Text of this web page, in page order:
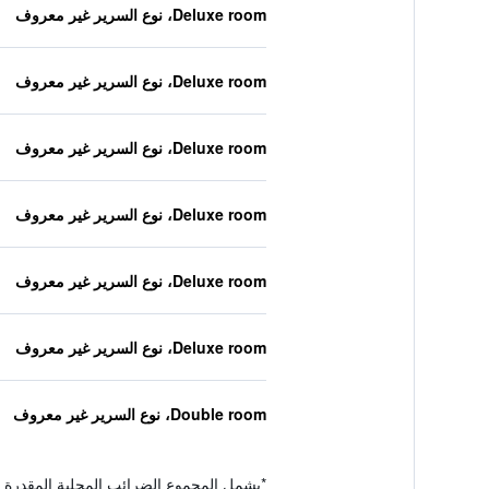
Deluxe room، نوع السرير غير معروف
Deluxe room، نوع السرير غير معروف
Deluxe room، نوع السرير غير معروف
Deluxe room، نوع السرير غير معروف
Deluxe room، نوع السرير غير معروف
Deluxe room، نوع السرير غير معروف
Double room، نوع السرير غير معروف
*يشمل المجموع الضرائب المحلية